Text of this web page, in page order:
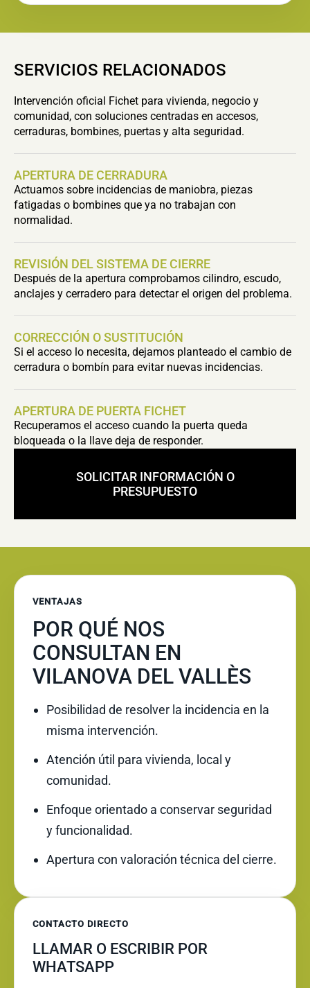
SERVICIOS RELACIONADOS
Intervención oficial Fichet para vivienda, negocio y
comunidad, con soluciones centradas en accesos,
cerraduras, bombines, puertas y alta seguridad.
APERTURA DE CERRADURA
Actuamos sobre incidencias de maniobra, piezas
fatigadas o bombines que ya no trabajan con
normalidad.
REVISIÓN DEL SISTEMA DE CIERRE
Después de la apertura comprobamos cilindro, escudo,
anclajes y cerradero para detectar el origen del problema.
CORRECCIÓN O SUSTITUCIÓN
Si el acceso lo necesita, dejamos planteado el cambio de
cerradura o bombín para evitar nuevas incidencias.
APERTURA DE PUERTA FICHET
Recuperamos el acceso cuando la puerta queda
bloqueada o la llave deja de responder.
SOLICITAR INFORMACIÓN O
PRESUPUESTO
VENTAJAS
POR QUÉ NOS
CONSULTAN EN
VILANOVA DEL VALLÈS
Posibilidad de resolver la incidencia en la
misma intervención.
Atención útil para vivienda, local y
comunidad.
Enfoque orientado a conservar seguridad
y funcionalidad.
Apertura con valoración técnica del cierre.
CONTACTO DIRECTO
LLAMAR O ESCRIBIR POR
WHATSAPP